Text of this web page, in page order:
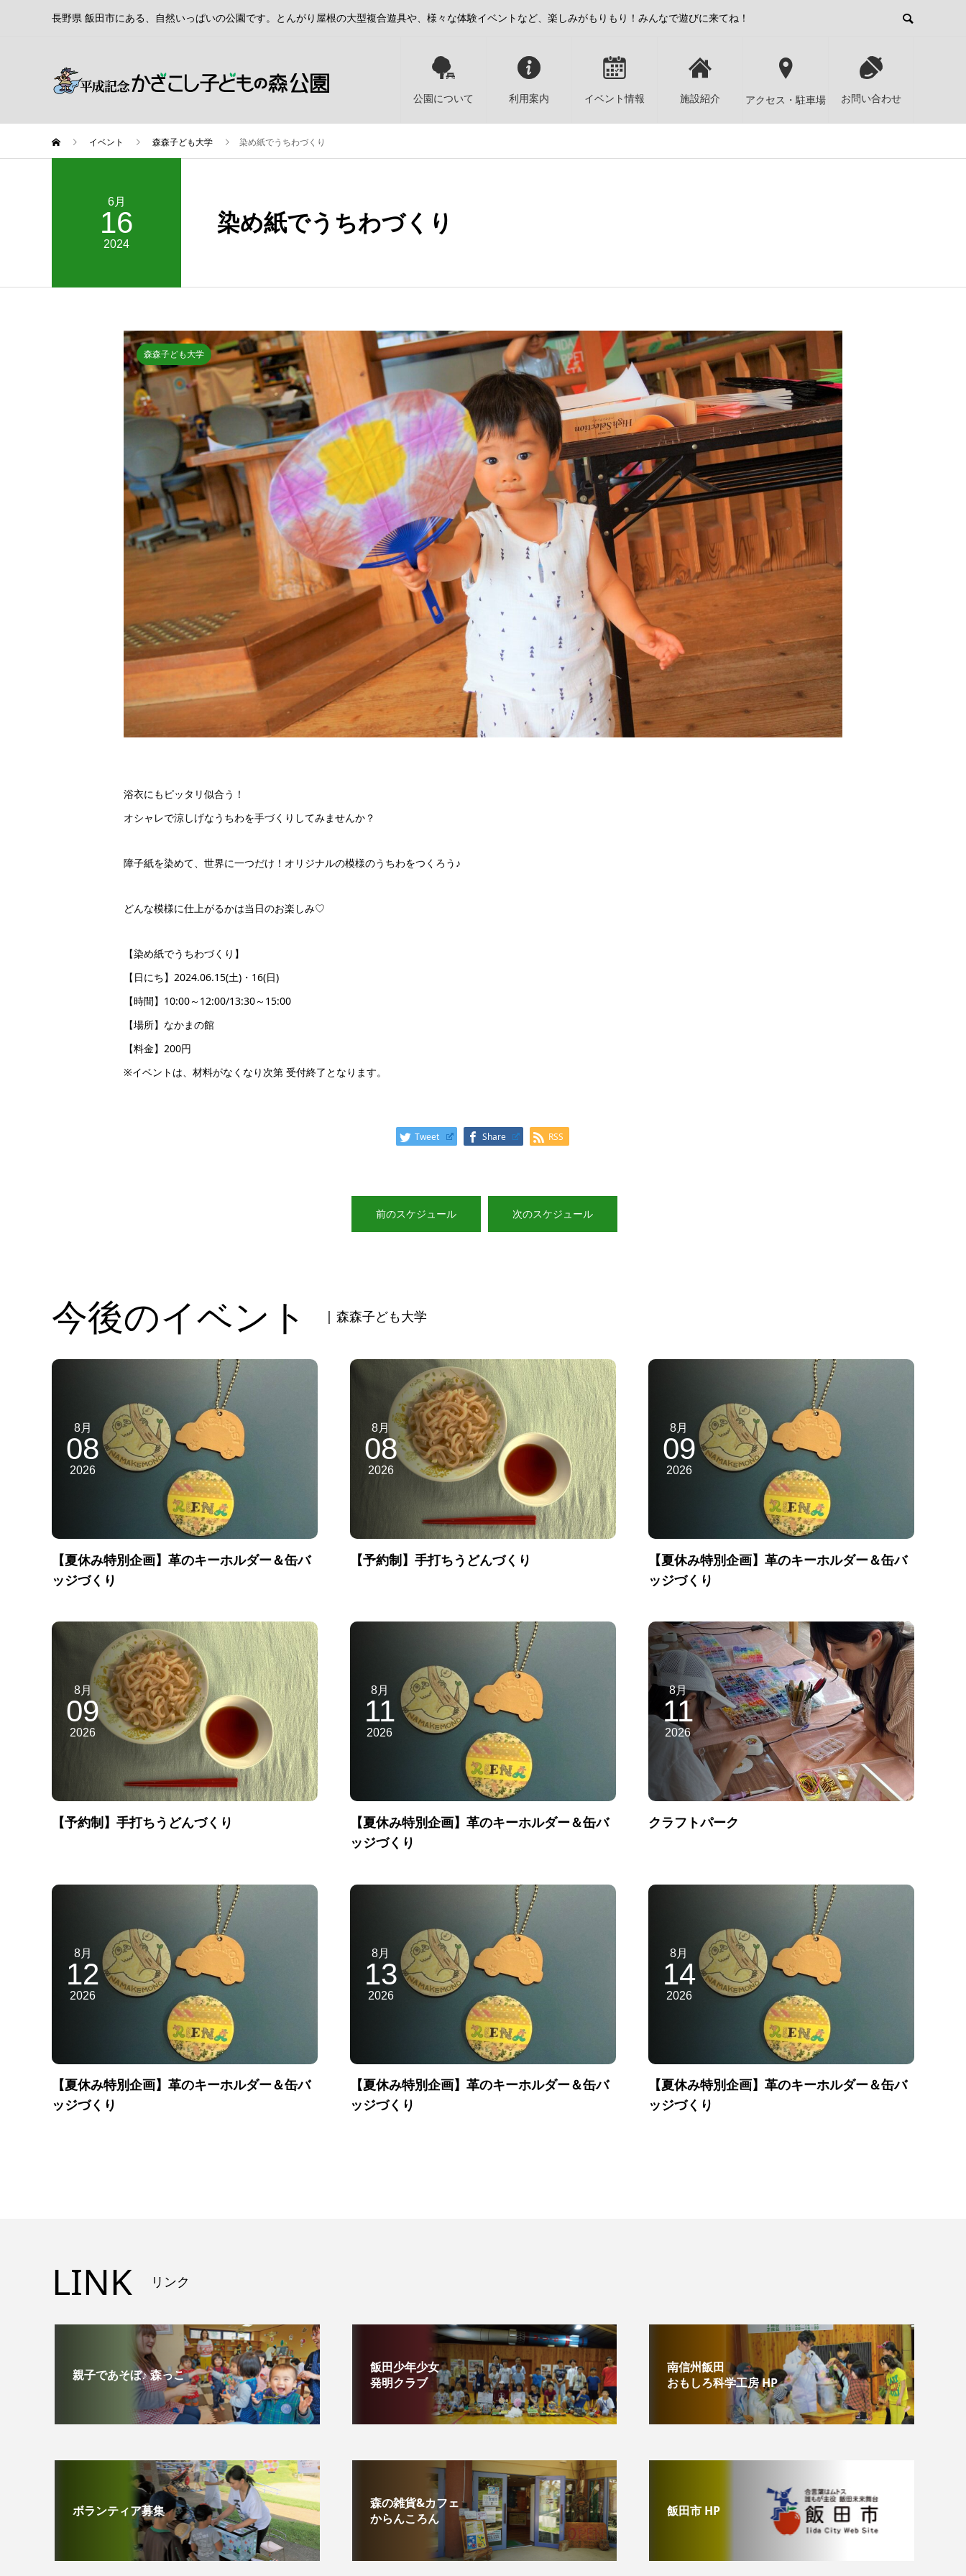
長野県 飯田市にある、自然いっぱいの公園です。とんがり屋根の大型複合遊具や、様々な体験イベントなど、楽しみがもりもり！みんなで遊びに来てね！
公園について 利用案内 イベント情報 施設紹介 アクセス・駐車場 お問い合わせ
イベント 森森子ども大学 染め紙でうちわづくり
6月
16
2024
染め紙でうちわづくり
森森子ども大学
浴衣にもピッタリ似合う！
オシャレで涼しげなうちわを手づくりしてみませんか？
障子紙を染めて、世界に一つだけ！オリジナルの模様のうちわをつくろう♪
どんな模様に仕上がるかは当日のお楽しみ♡
【染め紙でうちわづくり】
【日にち】2024.06.15(土)・16(日)
【時間】10:00～12:00/13:30～15:00
【場所】なかまの館
【料金】200円
※イベントは、材料がなくなり次第 受付終了となります。
Tweet Share RSS
前のスケジュール 次のスケジュール
今後のイベント | 森森子ども大学
8月
08
2026
【夏休み特別企画】革のキーホルダー＆缶バ
ッジづくり
8月
08
2026
【予約制】手打ちうどんづくり
8月
09
2026
【夏休み特別企画】革のキーホルダー＆缶バ
ッジづくり
8月
09
2026
【予約制】手打ちうどんづくり
8月
11
2026
【夏休み特別企画】革のキーホルダー＆缶バ
ッジづくり
8月
11
2026
クラフトパーク
8月
12
2026
【夏休み特別企画】革のキーホルダー＆缶バ
ッジづくり
8月
13
2026
【夏休み特別企画】革のキーホルダー＆缶バ
ッジづくり
8月
14
2026
【夏休み特別企画】革のキーホルダー＆缶バ
ッジづくり
LINK リンク
親子であそぼ♪ 森っこ
飯田少年少女
発明クラブ
南信州飯田
おもしろ科学工房 HP
ボランティア募集
森の雑貨&カフェ
からんころん
飯田市 HP